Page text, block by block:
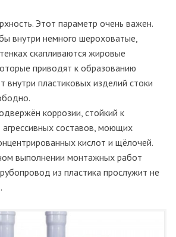
Этот параметр очень важен.
внутри немного шероховатые,
скапливаются жировые
приводят к образованию
внутри пластиковых изделий стоки
коррозии, стойкий к
составов, моющих
кислот и щёлочей.
выполнении монтажных работ
из пластика прослужит не